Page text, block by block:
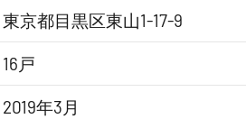
東京都目黒区東山1-17-9
16戸
2019年3月